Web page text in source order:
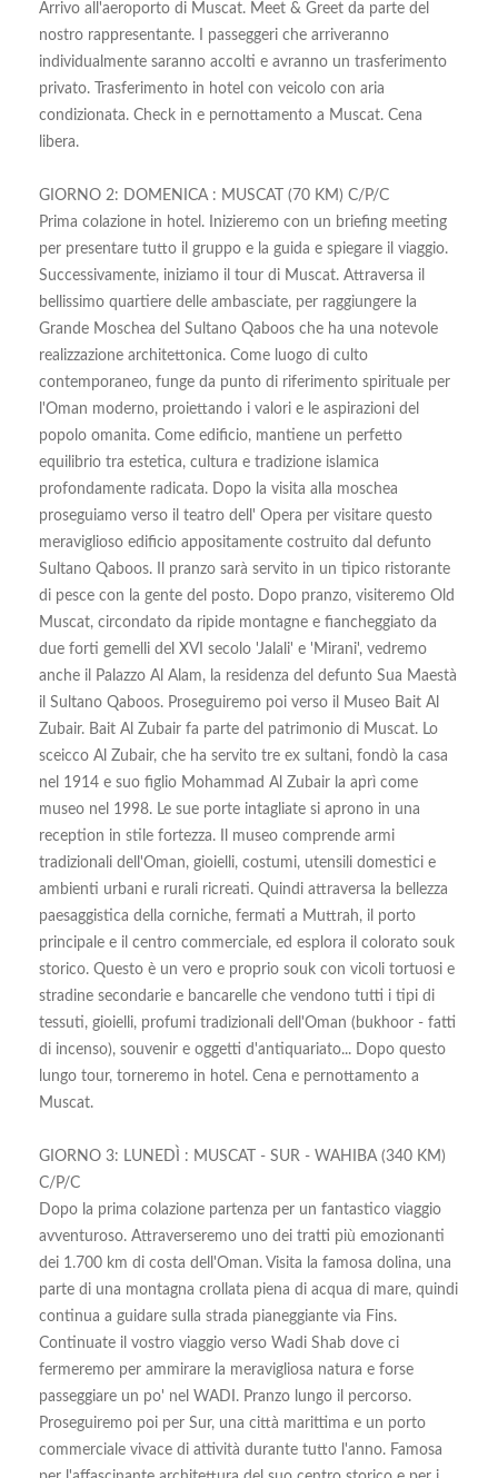
Arrivo all'aeroporto di Muscat. Meet & Greet da parte del
nostro rappresentante. I passeggeri che arriveranno
individualmente saranno accolti e avranno un trasferimento
privato. Trasferimento in hotel con veicolo con aria
condizionata. Check in e pernottamento a Muscat. Cena
libera.
GIORNO 2: DOMENICA : MUSCAT (70 KM) C/P/C
Prima colazione in hotel. Inizieremo con un briefing meeting
per presentare tutto il gruppo e la guida e spiegare il viaggio.
Successivamente, iniziamo il tour di Muscat. Attraversa il
bellissimo quartiere delle ambasciate, per raggiungere la
Grande Moschea del Sultano Qaboos che ha una notevole
realizzazione architettonica. Come luogo di culto
contemporaneo, funge da punto di riferimento spirituale per
l'Oman moderno, proiettando i valori e le aspirazioni del
popolo omanita. Come edificio, mantiene un perfetto
equilibrio tra estetica, cultura e tradizione islamica
profondamente radicata. Dopo la visita alla moschea
proseguiamo verso il teatro dell' Opera per visitare questo
meraviglioso edificio appositamente costruito dal defunto
Sultano Qaboos. Il pranzo sarà servito in un tipico ristorante
di pesce con la gente del posto. Dopo pranzo, visiteremo Old
Muscat, circondato da ripide montagne e fiancheggiato da
due forti gemelli del XVI secolo 'Jalali' e 'Mirani', vedremo
anche il Palazzo Al Alam, la residenza del defunto Sua Maestà
il Sultano Qaboos. Proseguiremo poi verso il Museo Bait Al
Zubair. Bait Al Zubair fa parte del patrimonio di Muscat. Lo
sceicco Al Zubair, che ha servito tre ex sultani, fondò la casa
nel 1914 e suo figlio Mohammad Al Zubair la aprì come
museo nel 1998. Le sue porte intagliate si aprono in una
reception in stile fortezza. Il museo comprende armi
tradizionali dell'Oman, gioielli, costumi, utensili domestici e
ambienti urbani e rurali ricreati. Quindi attraversa la bellezza
paesaggistica della corniche, fermati a Muttrah, il porto
principale e il centro commerciale, ed esplora il colorato souk
storico. Questo è un vero e proprio souk con vicoli tortuosi e
stradine secondarie e bancarelle che vendono tutti i tipi di
tessuti, gioielli, profumi tradizionali dell'Oman (bukhoor - fatti
di incenso), souvenir e oggetti d'antiquariato... Dopo questo
lungo tour, torneremo in hotel. Cena e pernottamento a
Muscat.
GIORNO 3: LUNEDÌ : MUSCAT - SUR - WAHIBA (340 KM)
C/P/C
Dopo la prima colazione partenza per un fantastico viaggio
avventuroso. Attraverseremo uno dei tratti più emozionanti
dei 1.700 km di costa dell'Oman. Visita la famosa dolina, una
parte di una montagna crollata piena di acqua di mare, quindi
continua a guidare sulla strada pianeggiante via Fins.
Continuate il vostro viaggio verso Wadi Shab dove ci
fermeremo per ammirare la meravigliosa natura e forse
passeggiare un po' nel WADI. Pranzo lungo il percorso.
Proseguiremo poi per Sur, una città marittima e un porto
commerciale vivace di attività durante tutto l'anno. Famosa